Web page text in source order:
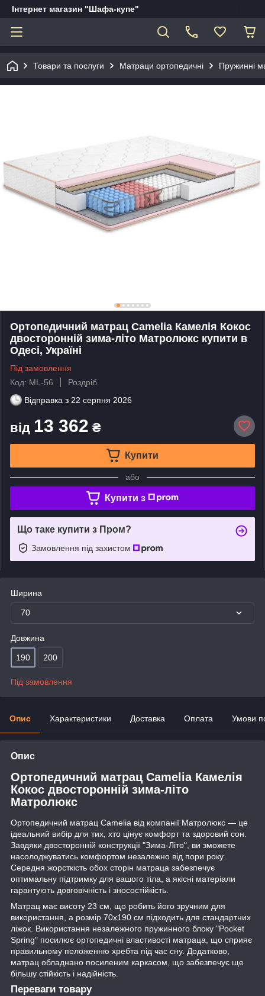
Інтернет магазин "Шафа-купе"
Товари та послуги Матраци ортопедичні Пружинні
Ортопедичний матрац Camelia Камелія Кокос
двосторонній зима-літо Матролюкс купити в
Одесі, Україні
Під замовлення
Код: ML-56
Роздріб
Відправка з 22 серпня 2026
від 13 362 ₴
Купити
або
Купити з
Що таке купити з Пром?
Замовлення під захистом
Ширина
70
Довжина
190 200
Під замовлення
Опис Характеристики Доставка Оплата Умови
Опис
Ортопедичний матрац Camelia Камелія
Кокос двосторонній зима-літо
Матролюкс
Ортопедичний матрац Camelia від компанії Матролюкс — це
ідеальний вибір для тих, хто цінує комфорт та здоровий сон.
Завдяки двосторонній конструкції "Зима-Літо", ви зможете
насолоджуватись комфортом незалежно від пори року.
Середня жорсткість обох сторін матраца забезпечує
оптимальну підтримку для вашого тіла, а якісні матеріали
гарантують довговічність і зносостійкість.
Матрац має висоту 23 см, що робить його зручним для
використання, а розмір 70х190 см підходить для стандартних
ліжок. Використання незалежного пружинного блоку "Pocket
Spring" посилює ортопедичні властивості матраца, що сприяє
правильному положенню хребта під час сну. Додатково,
матрац обладнано посиленим каркасом, що забезпечує ще
більшу стійкість і надійність.
Переваги товару